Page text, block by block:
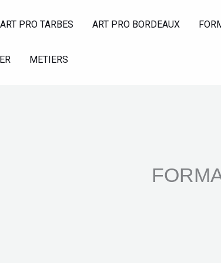
ART PRO TARBES ART PRO BORDEAUX
METIERS